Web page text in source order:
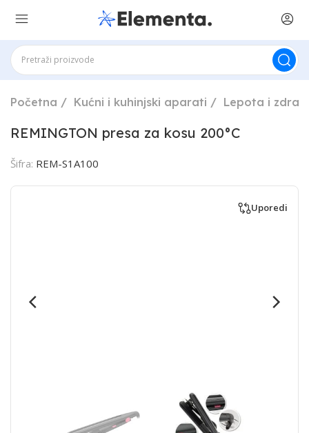
Početna Kućni i kuhinjski aparati Lepota i
REMINGTON presa za kosu 200°C
Šifra: REM-S1A100
Uporedi